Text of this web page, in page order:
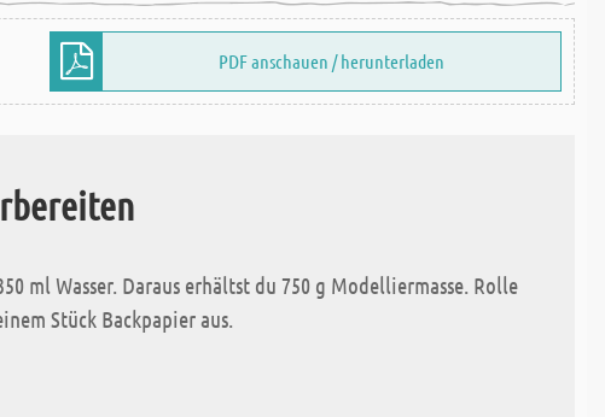
PDF anschauen / herunterladen
ml Wasser. Daraus erhältst du 750 g Modelliermasse. Rolle
Stück Backpapier aus.